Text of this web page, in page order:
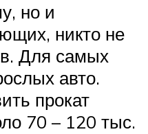
но и
никто не
Для самых
авто.
прокат
70 – 120 тыс.